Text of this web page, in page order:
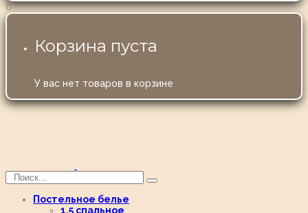
0
Корзина пуста
У вас нет товаров в корзине
Постельное белье
1,5 спальное